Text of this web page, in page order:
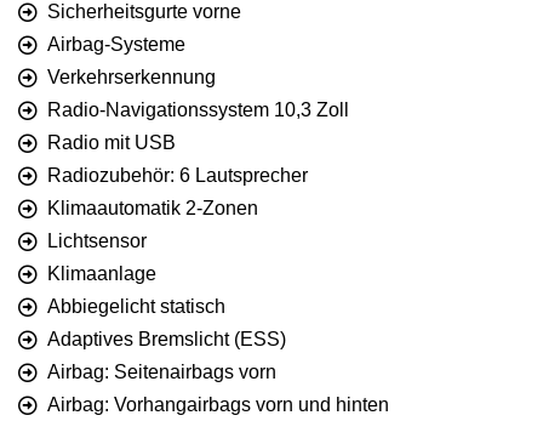
Sicherheitsgurte vorne
Airbag-Systeme
Verkehrserkennung
Radio-Navigationssystem 10,3 Zoll
Radio mit USB
Radiozubehör: 6 Lautsprecher
Klimaautomatik 2-Zonen
Lichtsensor
Klimaanlage
Abbiegelicht statisch
Adaptives Bremslicht (ESS)
Airbag: Seitenairbags vorn
Airbag: Vorhangairbags vorn und hinten